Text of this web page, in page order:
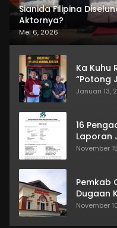
Sianida Filipina
Aktornya?
Mei 6, 2026
Ka Kuhu
“Potong
Januari 13,
16
Laporan
November
Pemkab
Dugaan
November